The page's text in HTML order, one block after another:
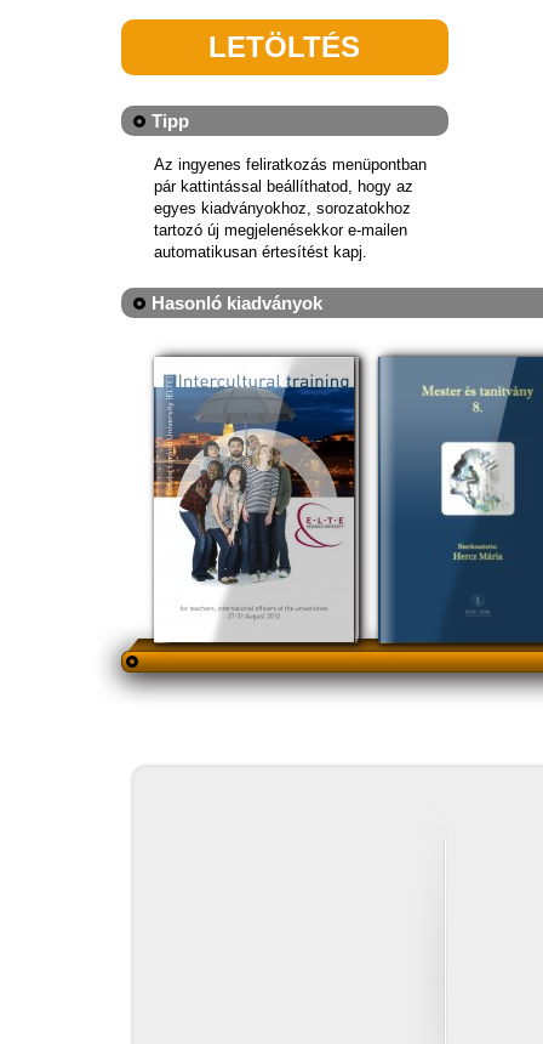
LETÖLTÉS
Tipp
Az ingyenes feliratkozás menüpontban
pár kattintással beállíthatod, hogy az
egyes kiadványokhoz, sorozatokhoz
tartozó új megjelenésekkor e-mailen
automatikusan értesítést kapj.
Hasonló kiadványok